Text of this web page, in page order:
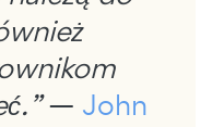
— John